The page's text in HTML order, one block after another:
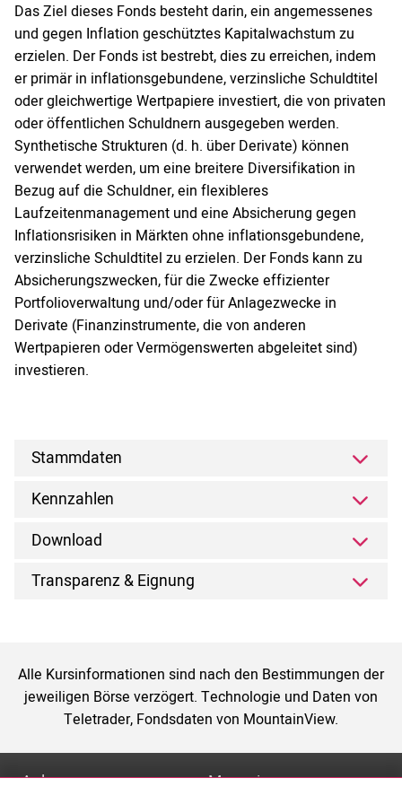
Das Ziel dieses Fonds besteht darin, ein angemessenes
und gegen Inflation geschütztes Kapitalwachstum zu
erzielen. Der Fonds ist bestrebt, dies zu erreichen, indem
er primär in inflationsgebundene, verzinsliche Schuldtitel
oder gleichwertige Wertpapiere investiert, die von privaten
oder öffentlichen Schuldnern ausgegeben werden.
Synthetische Strukturen (d. h. über Derivate) können
verwendet werden, um eine breitere Diversifikation in
Bezug auf die Schuldner, ein flexibleres
Laufzeitenmanagement und eine Absicherung gegen
Inflationsrisiken in Märkten ohne inflationsgebundene,
verzinsliche Schuldtitel zu erzielen. Der Fonds kann zu
Absicherungszwecken, für die Zwecke effizienter
Portfolioverwaltung und/oder für Anlagezwecke in
Derivate (Finanzinstrumente, die von anderen
Wertpapieren oder Vermögenswerten abgeleitet sind)
investieren.
Stammdaten
Kennzahlen
Download
Transparenz & Eignung
Alle Kursinformationen sind nach den Bestimmungen der
jeweiligen Börse verzögert. Technologie und Daten von
Teletrader, Fondsdaten von MountainView.
Anlage Magazin